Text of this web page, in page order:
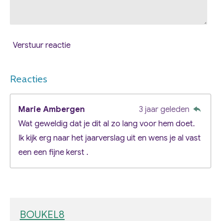
Verstuur reactie
Reacties
Marie Ambergen
3 jaar geleden
Wat geweldig dat je dit al zo lang voor hem doet.
Ik kijk erg naar het jaarverslag uit en wens je al vast
een een fijne kerst .
BOUKEL8